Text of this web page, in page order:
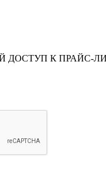
ДОСТУП К ПРАЙС-